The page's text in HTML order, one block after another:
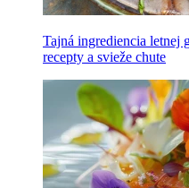
Tajná ingrediencia letnej
recepty a svieže chute